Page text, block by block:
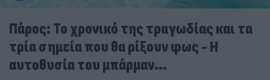
Πάρος: Το χρονικό της τραγωδίας και τα
τρία σημεία που θα ρίξουν φως - Η
αυτοθυσία του μπάρμαν...